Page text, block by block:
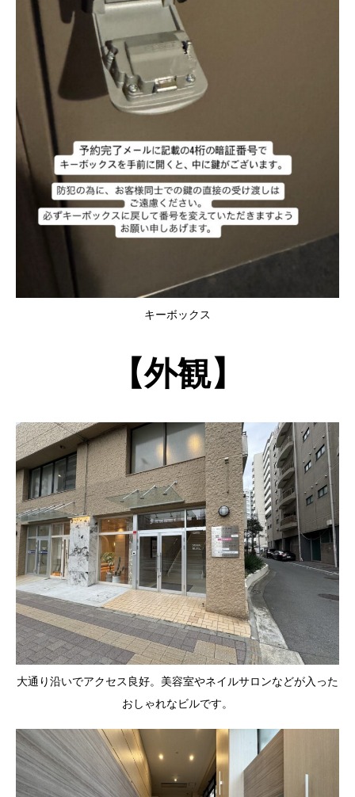
キーボックス
【外観】
大通り沿いでアクセス良好。美容室やネイルサロンなどが入った
おしゃれなビルです。